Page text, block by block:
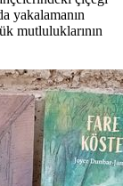
yakalamanın
mutluluklarının